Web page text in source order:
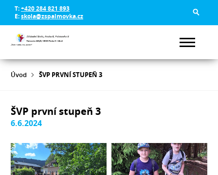
T:+420 284 821 893
E:skola@zspalmovka.cz
Úvod ŠVP PRVNÍ STUPEŇ 3
ŠVP první stupeň 3
6.6.2024